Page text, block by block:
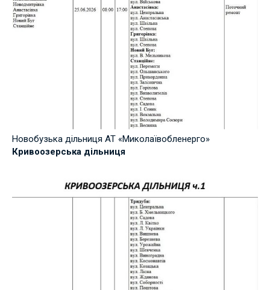
Новобузька дільниця АТ «Миколаївобленерго»
Кривоозерська дільниця